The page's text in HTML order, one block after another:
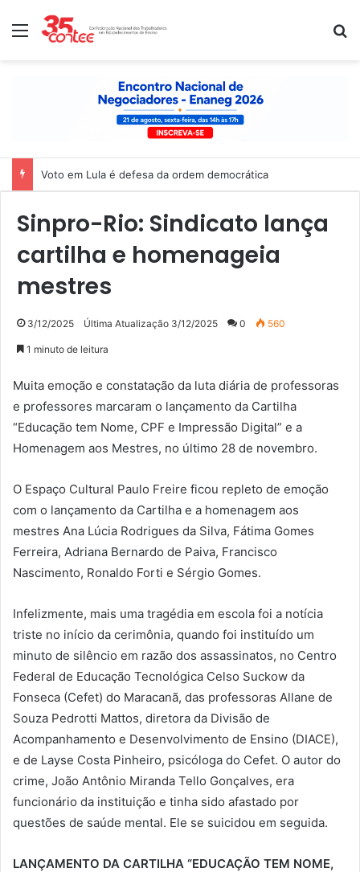
Menu
Voto em Lula é defesa da ordem democrática
Sinpro-Rio: Sindicato lança
cartilha e homenageia
mestres
3/12/2025 Última Atualização 3/12/2025 0 560
1 minuto de leitura
Muita emoção e constatação da luta diária de professoras
e professores marcaram o lançamento da Cartilha
“Educação tem Nome, CPF e Impressão Digital” e a
Homenagem aos Mestres, no último 28 de novembro.
O Espaço Cultural Paulo Freire ficou repleto de emoção
com o lançamento da Cartilha e a homenagem aos
mestres Ana Lúcia Rodrigues da Silva, Fátima Gomes
Ferreira, Adriana Bernardo de Paiva, Francisco
Nascimento, Ronaldo Forti e Sérgio Gomes.
Infelizmente, mais uma tragédia em escola foi a notícia
triste no início da cerimônia, quando foi instituído um
minuto de silêncio em razão dos assassinatos, no Centro
Federal de Educação Tecnológica Celso Suckow da
Fonseca (Cefet) do Maracanã, das professoras Allane de
Souza Pedrotti Mattos, diretora da Divisão de
Acompanhamento e Desenvolvimento de Ensino (DIACE),
e de Layse Costa Pinheiro, psicóloga do Cefet. O autor do
crime, João Antônio Miranda Tello Gonçalves, era
funcionário da instituição e tinha sido afastado por
questões de saúde mental. Ele se suicidou em seguida.
LANÇAMENTO DA CARTILHA “EDUCAÇÃO TEM NOME,